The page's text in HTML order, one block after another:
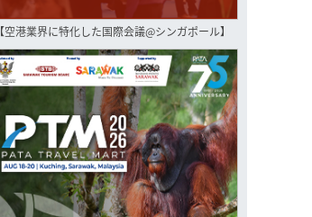
【空港業界に特化した国際会議@シンガポール】